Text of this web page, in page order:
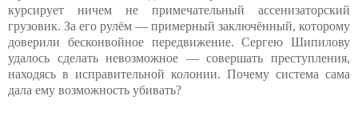
курсирует ничем не примечательный ассенизаторский
грузовик. За его рулём — примерный заключённый, которому
доверили бесконвойное передвижение. Сергею Шипилову
удалось сделать невозможное — совершать преступления,
находясь в исправительной колонии. Почему система сама
дала ему возможность убивать?